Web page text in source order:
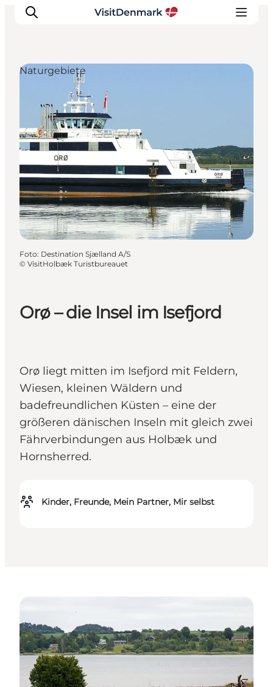
Inspiration
Regionen
Erlebnisse
Unterkünfte
Reiseplanung
Orø – die Insel im Isefjord
Orø liegt mitten im Isefjord mit Feldern,
Wiesen, kleinen Wäldern und
badefreundlichen Küsten – eine der
größeren dänischen Inseln mit gleich zwei
Fährverbindungen aus Holbæk und
Hornsherred.
Kinder, Freunde, Mein Partner, Mir selbst
Naturgebiete
Foto: Destination Sjælland A/S
© VisitHolbæk Turistbureauet